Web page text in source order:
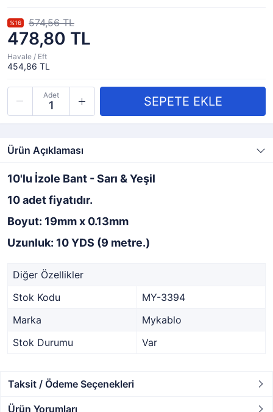
478,80 TL
%16 574,56 TL
Havale / Eft
454,86 TL
Adet
Ürün Açıklaması
10'lu İzole Bant - Sarı & Yeşil
10 adet fiyatıdır.
Boyut: 19mm x 0.13mm
Uzunluk: 10 YDS (9 metre.)
Diğer Özellikler
Stok Kodu
MY-3394
Marka
Mykablo
Stok Durumu
Var
Taksit / Ödeme Seçenekleri
Ürün Yorumları